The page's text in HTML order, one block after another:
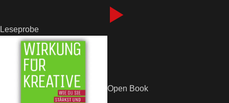
Leseprobe
Open Book